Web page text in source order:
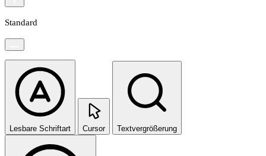
Standard
Lesbare Schriftart Cursor Textvergrößerung